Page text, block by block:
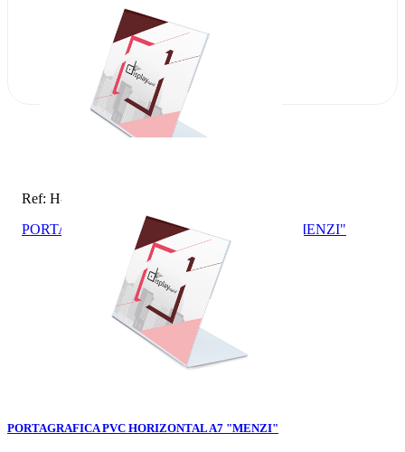
Ref: H-405
PORTAGRAFICA PVC HORIZONTAL A7 "MENZI"
PORTAGRAFICA PVC HORIZONTAL A7 "MENZI"